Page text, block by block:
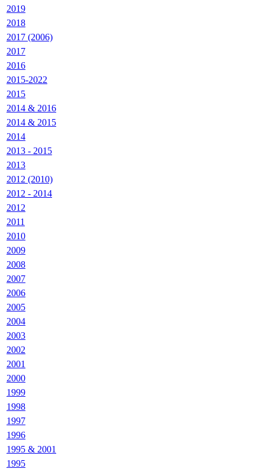
2019
2018
2017 (2006)
2017
2016
2015-2022
2015
2014 & 2016
2014 & 2015
2014
2013 - 2015
2013
2012 (2010)
2012 - 2014
2012
2011
2010
2009
2008
2007
2006
2005
2004
2003
2002
2001
2000
1999
1998
1997
1996
1995 & 2001
1995